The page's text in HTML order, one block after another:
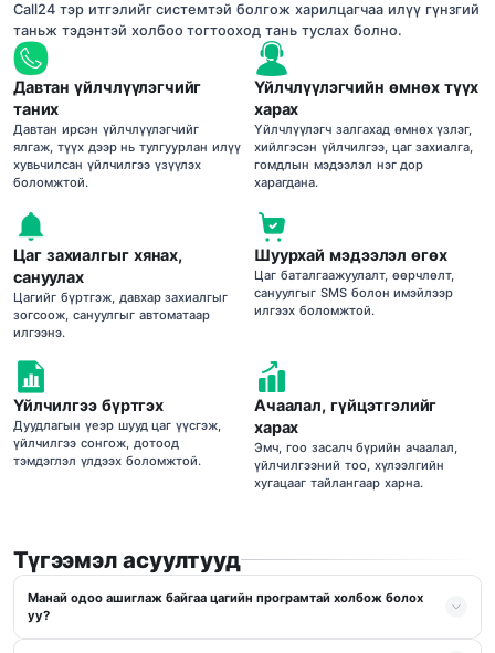
Call24 тэр итгэлийг системтэй болгож харилцагчаа илүү гүнзгий
таньж тэдэнтэй холбоо тогтооход тань туслах болно.
Давтан үйлчлүүлэгчийг
таних
Давтан ирсэн үйлчлүүлэгчийг
ялгаж, түүх дээр нь тулгуурлан илүү
хувьчилсан үйлчилгээ үзүүлэх
боломжтой.
Үйлчлүүлэгчийн өмнөх түүх
харах
Үйлчлүүлэгч залгахад өмнөх үзлэг,
хийлгэсэн үйлчилгээ, цаг захиалга,
гомдлын мэдээлэл нэг дор
харагдана.
Цаг захиалгыг хянах,
сануулах
Цагийг бүртгэж, давхар захиалгыг
зогсоож, сануулгыг автоматаар
илгээнэ.
Шуурхай мэдээлэл өгөх
Цаг баталгаажуулалт, өөрчлөлт,
сануулгыг SMS болон имэйлээр
илгээх боломжтой.
Үйлчилгээ бүртгэх
Дуудлагын үеэр шууд цаг үүсгэж,
үйлчилгээ сонгож, дотоод
тэмдэглэл үлдээх боломжтой.
Ачаалал, гүйцэтгэлийг
харах
Эмч, гоо засалч бүрийн ачаалал,
үйлчилгээний тоо, хүлээлгийн
хугацааг тайлангаар харна.
Түгээмэл асуултууд
Манай одоо ашиглаж байгаа цагийн програмтай холбож болох
уу?